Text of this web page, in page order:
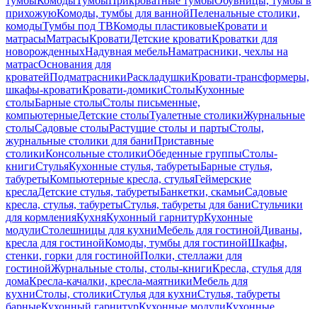
прихожуюКомоды, тумбы для ваннойПеленальные столики,
комодыТумбы под ТВКомоды пластиковыеКровати и
матрасыМатрасыКроватиДетские кроватиКроватки для
новорожденныхНадувная мебельНаматрасники, чехлы на
матрасОснования для
кроватейПодматрасникиРаскладушкиКровати-трансформеры,
шкафы-кроватиКровати-домикиСтолыКухонные
столыБарные столыСтолы письменные,
компьютерныеДетские столыТуалетные столикиЖурнальные
столыСадовые столыРастущие столы и партыСтолы,
журнальные столики для баниПриставные
столикиКонсольные столикиОбеденные группыСтолы-
книгиСтульяКухонные стулья, табуретыБарные стулья,
табуретыКомпьютерные кресла, стульяГеймерские
креслаДетские стулья, табуретыБанкетки, скамьиСадовые
кресла, стулья, табуретыСтулья, табуреты для баниСтульчики
для кормленияКухняКухонный гарнитурКухонные
модулиСтолешницы для кухниМебель для гостинойДиваны,
кресла для гостинойКомоды, тумбы для гостинойШкафы,
стенки, горки для гостинойПолки, стеллажи для
гостинойЖурнальные столы, столы-книгиКресла, стулья для
домаКресла-качалки, кресла-маятникиМебель для
кухниСтолы, столикиСтулья для кухниСтулья, табуреты
барныеКухонный гарнитурКухонные модулиКухонные